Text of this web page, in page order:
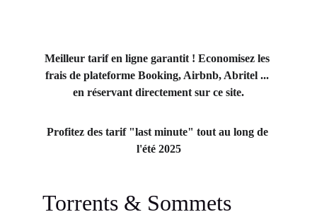
Meilleur tarif en ligne garantit ! Economisez les
frais de plateforme Booking, Airbnb, Abritel ...
en réservant directement sur ce site.
Profitez des tarif "last minute" tout au long de
l'été 2025
Torrents & Sommets